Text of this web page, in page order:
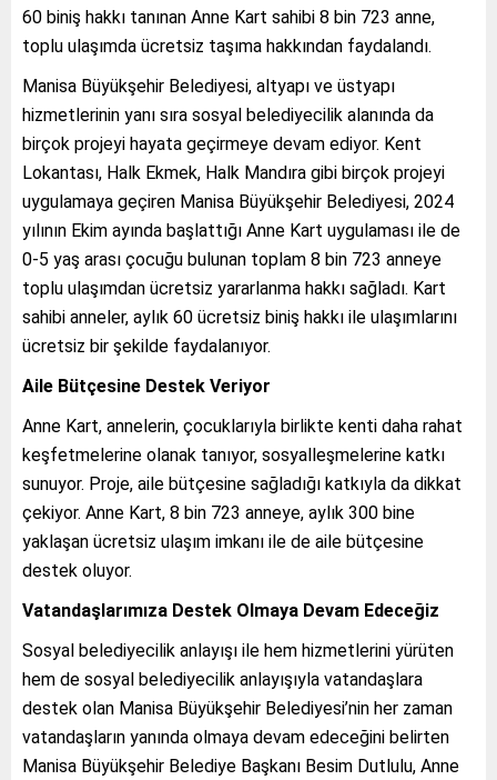
60 biniş hakkı tanınan Anne Kart sahibi 8 bin 723 anne,
toplu ulaşımda ücretsiz taşıma hakkından faydalandı.
Manisa Büyükşehir Belediyesi, altyapı ve üstyapı
hizmetlerinin yanı sıra sosyal belediyecilik alanında da
birçok projeyi hayata geçirmeye devam ediyor. Kent
Lokantası, Halk Ekmek, Halk Mandıra gibi birçok projeyi
uygulamaya geçiren Manisa Büyükşehir Belediyesi, 2024
yılının Ekim ayında başlattığı Anne Kart uygulaması ile de
0-5 yaş arası çocuğu bulunan toplam 8 bin 723 anneye
toplu ulaşımdan ücretsiz yararlanma hakkı sağladı. Kart
sahibi anneler, aylık 60 ücretsiz biniş hakkı ile ulaşımlarını
ücretsiz bir şekilde faydalanıyor.
Aile Bütçesine Destek Veriyor
Anne Kart, annelerin, çocuklarıyla birlikte kenti daha rahat
keşfetmelerine olanak tanıyor, sosyalleşmelerine katkı
sunuyor. Proje, aile bütçesine sağladığı katkıyla da dikkat
çekiyor. Anne Kart, 8 bin 723 anneye, aylık 300 bine
yaklaşan ücretsiz ulaşım imkanı ile de aile bütçesine
destek oluyor.
Vatandaşlarımıza Destek Olmaya Devam Edeceğiz
Sosyal belediyecilik anlayışı ile hem hizmetlerini yürüten
hem de sosyal belediyecilik anlayışıyla vatandaşlara
destek olan Manisa Büyükşehir Belediyesi’nin her zaman
vatandaşların yanında olmaya devam edeceğini belirten
Manisa Büyükşehir Belediye Başkanı Besim Dutlulu, Anne